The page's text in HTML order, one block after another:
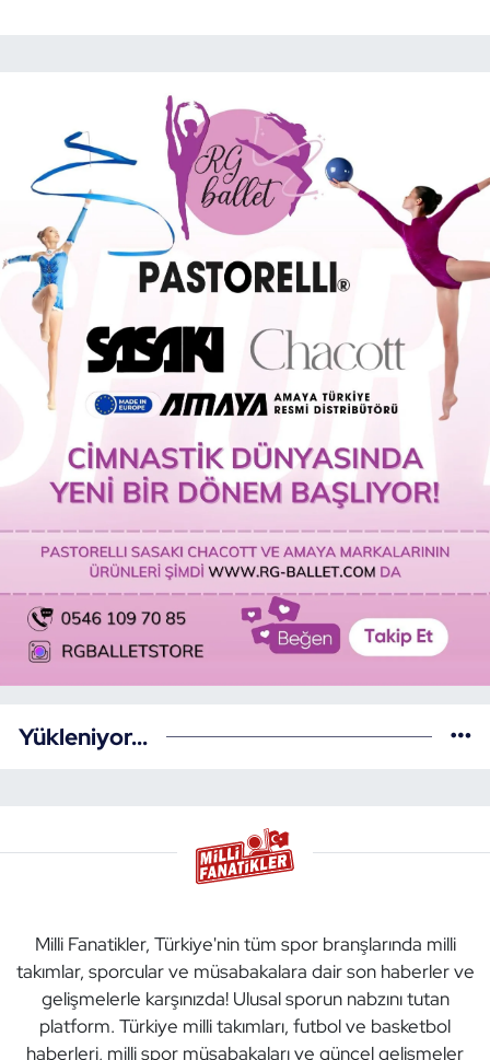
Yükleniyor...
Milli Fanatikler, Türkiye'nin tüm spor branşlarında milli
takımlar, sporcular ve müsabakalara dair son haberler ve
gelişmelerle karşınızda! Ulusal sporun nabzını tutan
platform. Türkiye milli takımları, futbol ve basketbol
haberleri, milli spor müsabakaları ve güncel gelişmeler